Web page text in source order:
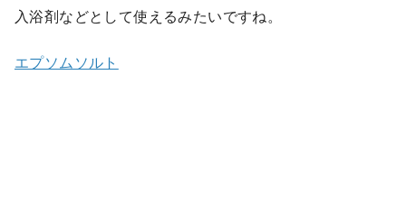
入浴剤などとして使えるみたいですね。
エプソムソルト